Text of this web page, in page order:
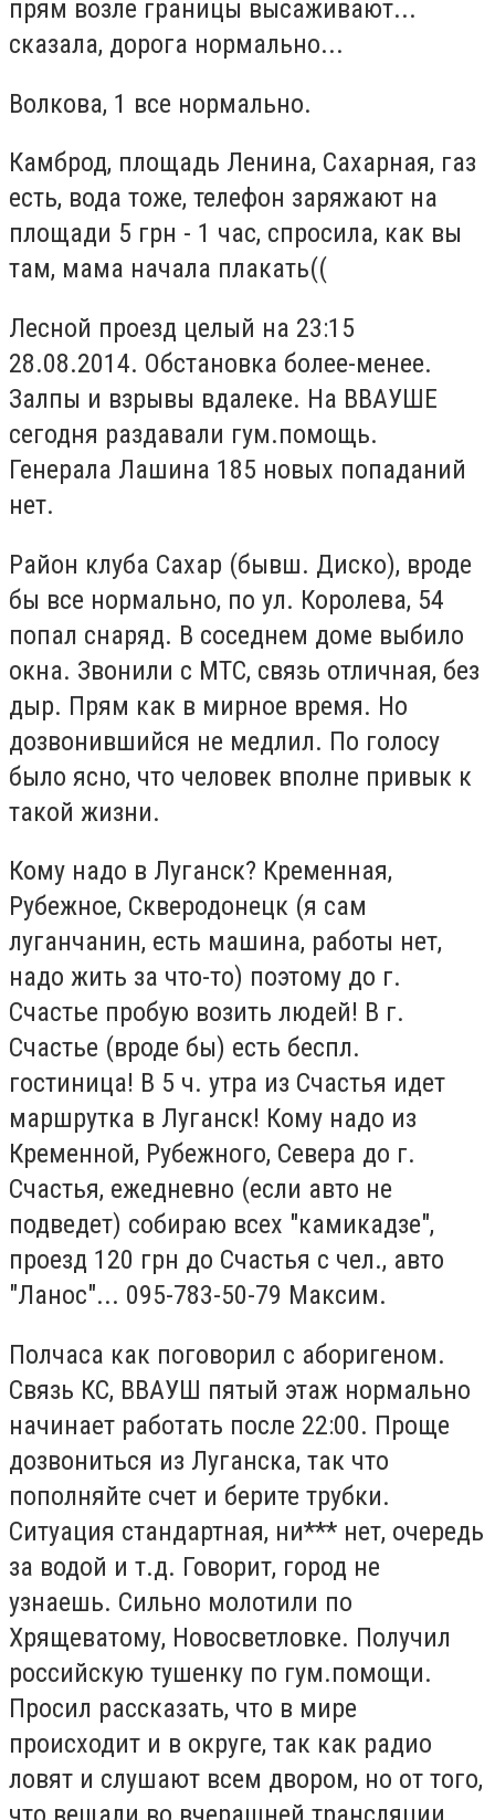
прям возле границы высаживают...
сказала, дорога нормально...
Волкова, 1 все нормально.
Камброд, площадь Ленина, Сахарная, газ
есть, вода тоже, телефон заряжают на
площади 5 грн - 1 час, спросила, как вы
там, мама начала плакать((
Лесной проезд целый на 23:15
28.08.2014. Обстановка более-менее.
Залпы и взрывы вдалеке. На ВВАУШЕ
сегодня раздавали гум.помощь.
Генерала Лашина 185 новых попаданий
нет.
Район клуба Сахар (бывш. Диско), вроде
бы все нормально, по ул. Королева, 54
попал снаряд. В соседнем доме выбило
окна. Звонили с МТС, связь отличная, без
дыр. Прям как в мирное время. Но
дозвонившийся не медлил. По голосу
было ясно, что человек вполне привык к
такой жизни.
Кому надо в Луганск? Кременная,
Рубежное, Скверодонецк (я сам
луганчанин, есть машина, работы нет,
надо жить за что-то) поэтому до г.
Счастье пробую возить людей! В г.
Счастье (вроде бы) есть беспл.
гостиница! В 5 ч. утра из Счастья идет
маршрутка в Луганск! Кому надо из
Кременной, Рубежного, Севера до г.
Счастья, ежедневно (если авто не
подведет) собираю всех "камикадзе",
проезд 120 грн до Счастья с чел., авто
"Ланос"... 095-783-50-79 Максим.
Полчаса как поговорил с аборигеном.
Связь КС, ВВАУШ пятый этаж нормально
начинает работать после 22:00. Проще
дозвониться из Луганска, так что
пополняйте счет и берите трубки.
Ситуация стандартная, ни*** нет, очередь
за водой и т.д. Говорит, город не
узнаешь. Сильно молотили по
Хрящеватому, Новосветловке. Получил
российскую тушенку по гум.помощи.
Просил рассказать, что в мире
происходит и в округе, так как радио
ловят и слушают всем двором, но от того,